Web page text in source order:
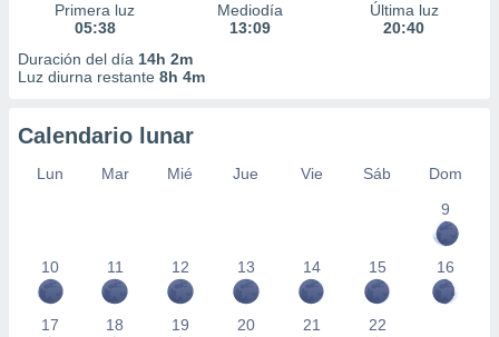
Primera luz
05:38
Mediodía
13:09
Última luz
20:40
Duración del día 14h 2m
Luz diurna restante 8h 4m
Calendario lunar
Lun Mar Mié Jue Vie Sáb
Dom
9
10 11 12 13 14 15 16
17 18 19 20 21 22